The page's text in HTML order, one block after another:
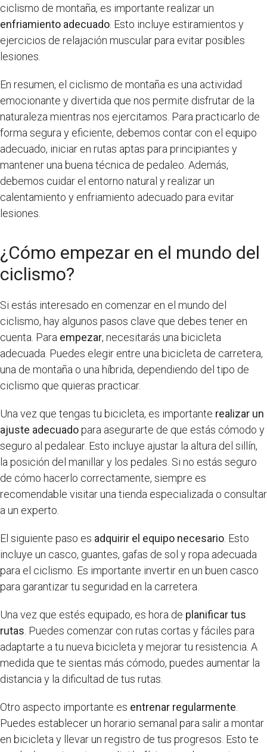
ciclismo de montaña, es importante realizar un
enfriamiento adecuado . Esto incluye estiramientos y
ejercicios de relajación muscular para evitar posibles
lesiones.
En resumen, el ciclismo de montaña es una actividad
emocionante y divertida que nos permite disfrutar de la
naturaleza mientras nos ejercitamos. Para practicarlo de
forma segura y eficiente, debemos contar con el equipo
adecuado, iniciar en rutas aptas para principiantes y
mantener una buena técnica de pedaleo. Además,
debemos cuidar el entorno natural y realizar un
calentamiento y enfriamiento adecuado para evitar
lesiones.
¿Cómo empezar en el mundo del
ciclismo?
Si estás interesado en comenzar en el mundo del
ciclismo, hay algunos pasos clave que debes tener en
cuenta. Para empezar, necesitarás una bicicleta
adecuada. Puedes elegir entre una bicicleta de carretera,
una de montaña o una híbrida, dependiendo del tipo de
ciclismo que quieras practicar.
Una vez que tengas tu bicicleta, es importante realizar un
ajuste adecuadopara asegurarte de que estás cómodo y
seguro al pedalear. Esto incluye ajustar la altura del sillín,
la posición del manillar y los pedales. Si no estás seguro
de cómo hacerlo correctamente, siempre es
recomendable visitar una tienda especializada o consultar
a un experto.
El siguiente paso es adquirir el equipo necesario . Esto
incluye un casco, guantes, gafas de sol y ropa adecuada
para el ciclismo. Es importante invertir en un buen casco
para garantizar tu seguridad en la carretera.
Una vez que estés equipado, es hora de planificar tus
rutas . Puedes comenzar con rutas cortas y fáciles para
adaptarte a tu nueva bicicleta y mejorar tu resistencia. A
medida que te sientas más cómodo, puedes aumentar la
distancia y la dificultad de tus rutas.
Otro aspecto importante es entrenar regularmente
Puedes establecer un horario semanal para salir a montar
en bicicleta y llevar un registro de tus progresos. Esto te